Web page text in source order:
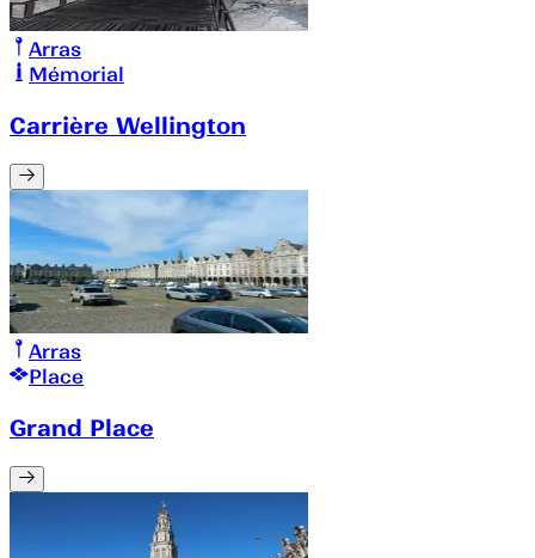
Arras
Mémorial
Carrière Wellington
Arras
Place
Grand Place